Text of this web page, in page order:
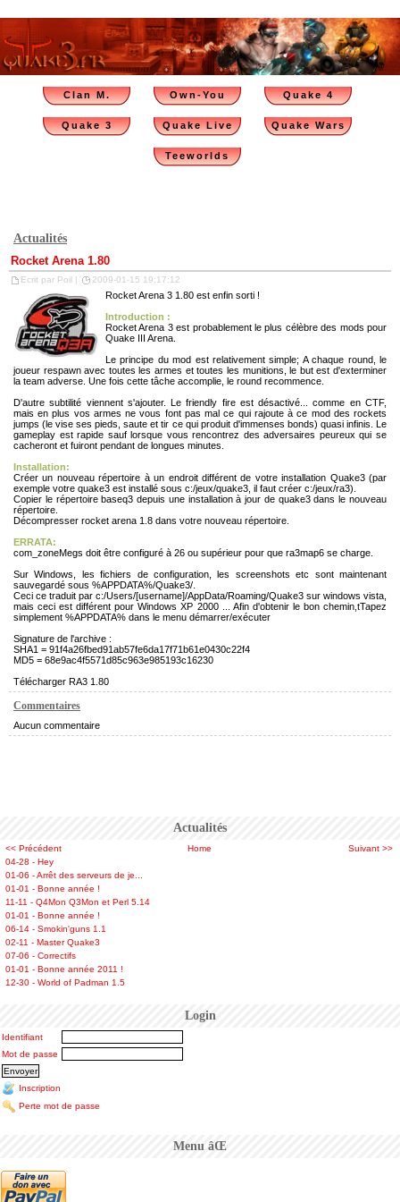
Clan M. Own-You Quake 4
Quake 3 Quake Live Quake Wars
Teeworlds
Menu âŒ
Actualités
<< Précédent Home
Suivant >>
04-28 - Hey
01-06 - Arrêt des serveurs de je...
01-01 - Bonne année !
11-11 - Q4Mon Q3Mon et Perl 5.14
01-01 - Bonne année !
06-14 - Smokin'guns 1.1
02-11 - Master Quake3
07-06 - Correctifs
01-01 - Bonne année 2011 !
12-30 - World of Padman 1.5
Login
Identifiant
Mot de passe
Inscription
Perte mot de passe
Actualités
Rocket Arena 1.80
Ecrit par Poil | 2009-01-15 19:17:12
Rocket Arena 3 1.80 est enfin sorti !
Introduction :
Rocket Arena 3 est probablement le plus célèbre des mods pour
Quake III Arena.
Le principe du mod est relativement simple; A chaque round, le
joueur respawn avec toutes les armes et toutes les munitions, le but est d'exterminer
la team adverse. Une fois cette tâche accomplie, le round recommence.
D'autre subtilité viennent s'ajouter. Le friendly fire est désactivé... comme en CTF,
mais en plus vos armes ne vous font pas mal ce qui rajoute à ce mod des rockets
jumps (le vise ses pieds, saute et tir ce qui produit d'immenses bonds) quasi infinis. Le
gameplay est rapide sauf lorsque vous rencontrez des adversaires peureux qui se
cacheront et fuiront pendant de longues minutes.
Installation:
Créer un nouveau répertoire à un endroit différent de votre installation Quake3 (par
exemple votre quake3 est installé sous c:/jeux/quake3, il faut créer c:/jeux/ra3).
Copier le répertoire baseq3 depuis une installation à jour de quake3 dans le nouveau
répertoire.
Décompresser rocket arena 1.8 dans votre nouveau répertoire.
ERRATA:
com_zoneMegs doit être configuré à 26 ou supérieur pour que ra3map6 se charge.
Sur Windows, les fichiers de configuration, les screenshots etc sont maintenant
sauvegardé sous %APPDATA%/Quake3/.
Ceci ce traduit par c:/Users/[username]/AppData/Roaming/Quake3 sur windows vista,
mais ceci est différent pour Windows XP 2000 ... Afin d'obtenir le bon chemin,tTapez
simplement %APPDATA% dans le menu démarrer/exécuter
Signature de l'archive :
SHA1 = 91f4a26fbed91ab57fe6da17f71b61e0430c22f4
MD5 = 68e9ac4f5571d85c963e985193c16230
Télécharger RA3 1.80
Commentaires
Aucun commentaire